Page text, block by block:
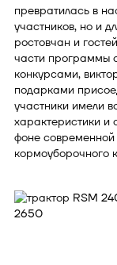
превратилась в
участников, но и
ростовчан и
части программы
конкурсами,
подарками
участники имели
характеристики и
фоне
кормоуборочного